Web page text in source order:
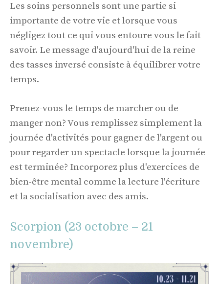
Les soins personnels sont une partie si
importante de votre vie et lorsque vous
négligez tout ce qui vous entoure vous le fait
savoir. Le message d'aujourd'hui de la reine
des tasses inversé consiste à équilibrer votre
temps.
Prenez-vous le temps de marcher ou de
manger non? Vous remplissez simplement la
journée d'activités pour gagner de l'argent ou
pour regarder un spectacle lorsque la journée
est terminée? Incorporez plus d'exercices de
bien-être mental comme la lecture l'écriture
et la socialisation avec des amis.
Scorpion (23 octobre – 21
novembre)